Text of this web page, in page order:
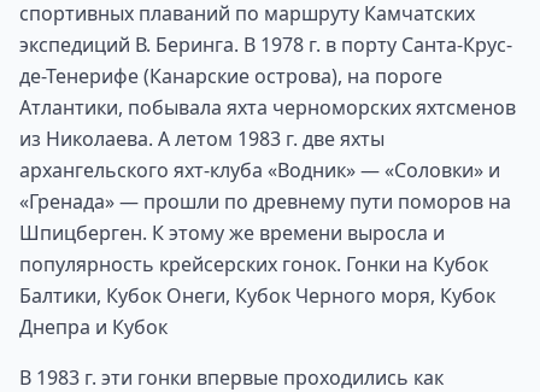
спортивных плаваний по маршруту Камчатских
экспедиций В. Беринга. В 1978 г. в порту Санта-Крус-
де-Тенерифе (Канарские острова), на пороге
Атлантики, побывала яхта черноморских яхтсменов
из Николаева. А летом 1983 г. две яхты
архангельского яхт-клуба «Водник» — «Соловки» и
«Гренада» — прошли по древнему пути поморов на
Шпицберген. К этому же времени выросла и
популярность крейсерских гонок. Гонки на Кубок
Балтики, Кубок Онеги, Кубок Черного моря, Кубок
Днепра и Кубок
В 1983 г. эти гонки впервые проходились как